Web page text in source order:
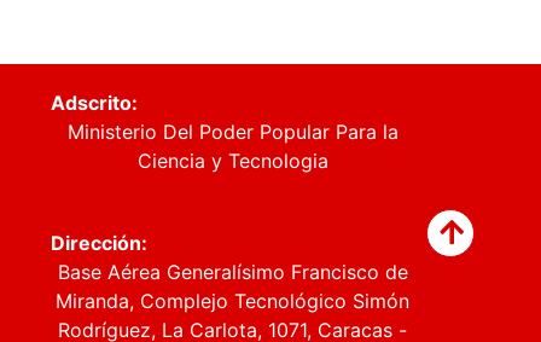
Adscrito:
Ministerio Del Poder Popular Para la
Ciencia y Tecnologia
Dirección:
Base Aérea Generalísimo Francisco de
Miranda, Complejo Tecnológico Simón
Rodríguez, La Carlota, 1071, Caracas -